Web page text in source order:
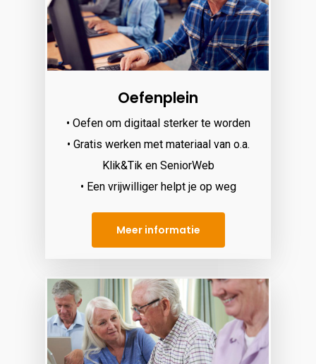
Oefenplein
• Oefen om digitaal sterker te worden
• Gratis werken met materiaal van o.a.
Klik&Tik en SeniorWeb
• Een vrijwilliger helpt je op weg
Meer informatie